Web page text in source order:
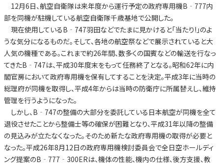
12月6日、航空自衛隊は来年度から運行予定の政府専用機B‐777内
部を同機が駐機している航空自衛隊千歳基地で公開した。
現在使用しているB‐747羽田などでたまに見かけると「当たり!」のよ
うな気分になるものだ。そして、各地の航空祭などで展示されていると大
人気の機種である。これまで約26年間、数多くの国賓などの輸送を行なっ
てきたB‐747は、平成30年度末をもって任務終了となる。昭和62年に内
閣官房において政府専用機を保有してすることを決定。平成3年に当時の
総理府が同機を取得し、平成4年からは当時の防衛庁に所属替えし、維持
管理を行うようになった。
しかし、B‐747の整備の大部分を委託している日本航空が同機を全て
退役させたことから整備士等の確保が困難となり、平成31年以降の整備
の見込みが立たなくなった。そのため新たな政府専用機の取得が必要と
なった。平成26年8月12日の政府専用機検討委員会で全日空ホールディ
ング提案のB‐777‐300ERは、機体の性能、機内の仕様、後方支援、教